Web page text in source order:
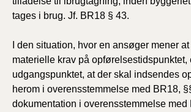
tages i brug. Jf. BR18 § 43.
I den situation, hvor en ansøger mener
materielle krav på opførelsestidspunktet,
udgangspunktet, at der skal indsendes
herom i overensstemmelse med BR18,
dokumentation i overensstemmelse med